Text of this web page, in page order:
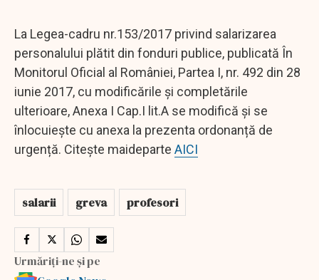
La Legea-cadru nr.153/2017 privind salarizarea
personalului plătit din fonduri publice, publicată În
Monitorul Oficial al României, Partea I, nr. 492 din 28
iunie 2017, cu modificările și completările
ulterioare, Anexa I Cap.I lit.A se modifică și se
înlocuiește cu anexa la prezenta ordonanță de
urgență. Citește maideparte AICI
salarii greva profesori
Urmăriți-ne și pe